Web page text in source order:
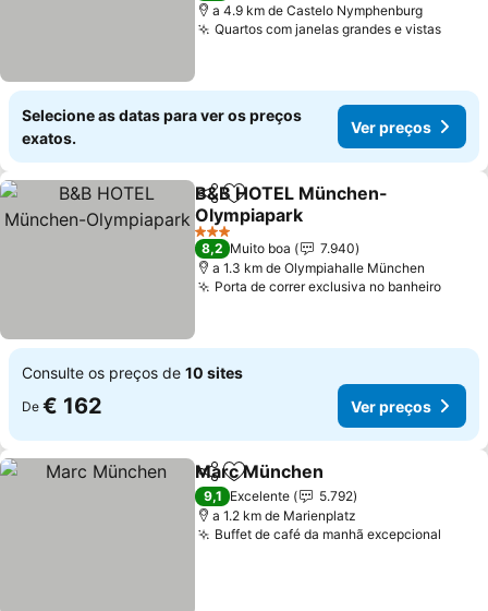
a 4.9 km de Castelo Nymphenburg
Quartos com janelas grandes e vistasVer
Selecione as datas para ver os preços
exatos.
Ver preços
PartilharAdicionar aos favoritos
B&B HOTEL München-
Olympiapark
Ver preços
3 Estrelas
8,2 Muito boa
7.940
a 1.3 km de Olympiahalle München
Porta de correr exclusiva no banheiroVer
Consulte os preços de 10 sites
De € 162 Ver preços
PartilharAdicionar aos favoritos
Marc München
9,1 Excelente
5.792
a 1.2 km de Marienplatz
Buffet de café da manhã excepcional